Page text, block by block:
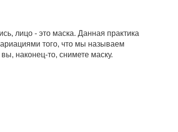
лицо - это маска. Данная практика
того, что мы называем
наконец-то, снимете маску.